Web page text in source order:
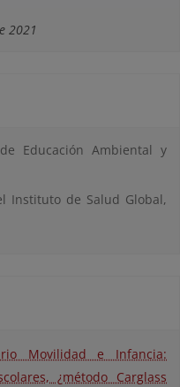
2021
Educación Ambiental y
Instituto de Salud Global,
Movilidad e Infancia:
¿método Carglass